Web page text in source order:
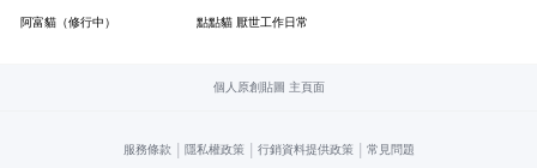
阿富貓（修行中） 點點貓 厭世工作日常
個人原創貼圖 主頁面
服務條款 | 隱私權政策 | 行銷資料提供政策 | 常見問題